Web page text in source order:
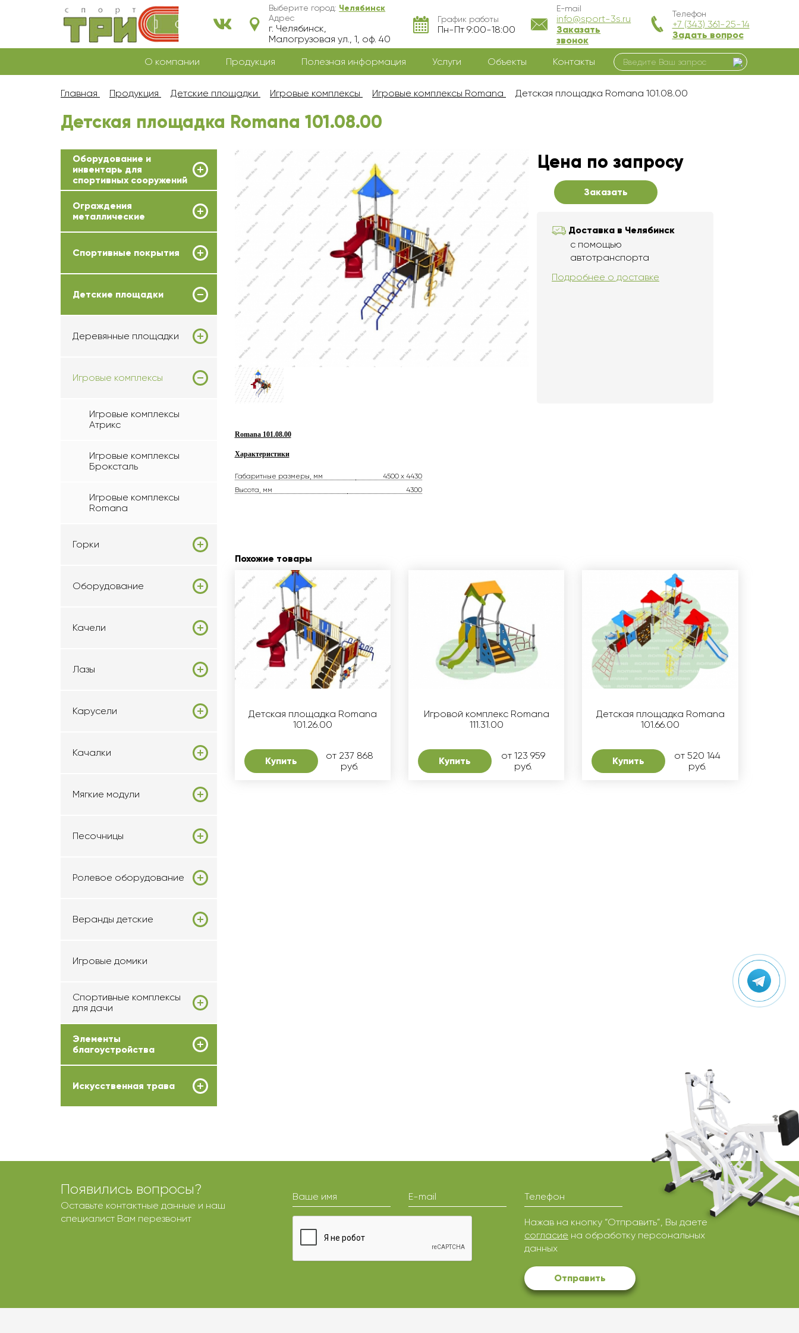
Выберите город: Челябинск
Адрес
г. Челябинск,
Малогрузовая ул., 1, оф. 40
График работы
Пн-Пт 9:00-18:00
E-mail
info@sport-3s.ru
Заказать
звонок
Телефон
+7 (343) 361-25-14
Задать вопрос
О компании Продукция Полезная информация Услуги Объекты Контакты
Главная Продукция Детские площадки Игровые комплексы Игровые комплексы Romana Детская площадка Romana 101.08.00
Детская площадка Romana 101.08.00
Оборудование и
инвентарь для
спортивных сооружений
Ограждения
металлические
Спортивные покрытия
Детские площадки
Деревянные площадки
Игровые комплексы
Игровые комплексы
Атрикс
Игровые комплексы
Броксталь
Игровые комплексы
Romana
Горки
Оборудование
Качели
Лазы
Карусели
Качалки
Мягкие модули
Песочницы
Ролевое оборудование
Веранды детские
Игровые домики
Спортивные комплексы
для дачи
Элементы
благоустройства
Искусственная трава
Цена по запросу
Заказать
Доставка в Челябинск
с помощью
автотранспорта
Подробнее о доставке
Romana 101.08.00
Характеристики
Габаритные размеры, мм
4500 х 4430
Высота, мм
4300
Похожие товары
Детская площадка Romana
101.26.00
Купить
от 237 868
руб.
Игровой комплекс Romana
111.31.00
Купить
от 123 959
руб.
Детская площадка Romana
101.66.00
Купить
от 520 144
руб.
Появились вопросы?
Оставьте контактные данные и наш
специалист Вам перезвонит
Ваше имя E-mail Телефон
Нажав на кнопку “Отправить”, Вы даете
согласие на обработку персональных
данных
Отправить